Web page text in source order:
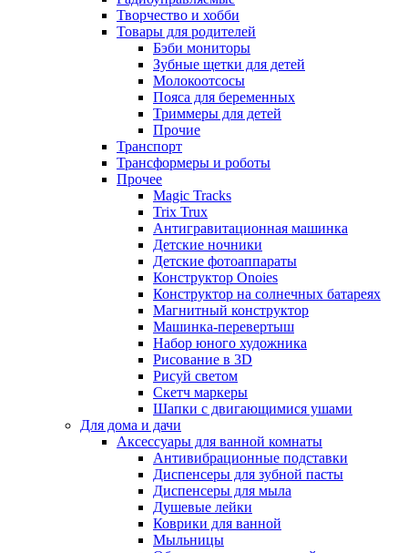
Творчество и хобби
Товары для родителей
Бэби мониторы
Зубные щетки для детей
Молокоотсосы
Пояса для беременных
Триммеры для детей
Прочие
Транспорт
Трансформеры и роботы
Прочее
Magic Tracks
Trix Trux
Антигравитационная машинка
Детские ночники
Детские фотоаппараты
Конструктор Onoies
Конструктор на солнечных батареях
Магнитный конструктор
Машинка-перевертыш
Набор юного художника
Рисование в 3D
Рисуй светом
Скетч маркеры
Шапки с двигающимися ушами
Для дома и дачи
Аксессуары для ванной комнаты
Антивибрационные подставки
Диспенсеры для зубной пасты
Диспенсеры для мыла
Душевые лейки
Коврики для ванной
Мыльницы